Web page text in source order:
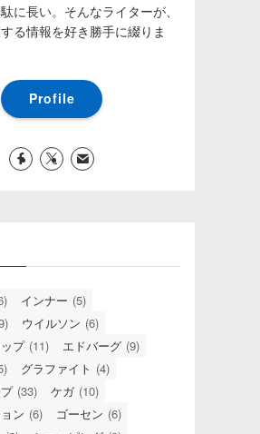
に長い。そんなライターが、
る情報を好き勝手に綴りま
Profile
インナー (5)
ウイルソン (6)
プ (11) エドバーグ (9)
グラファイト (4)
(33) ケガ (10)
ン (6) ゴーセン (6)